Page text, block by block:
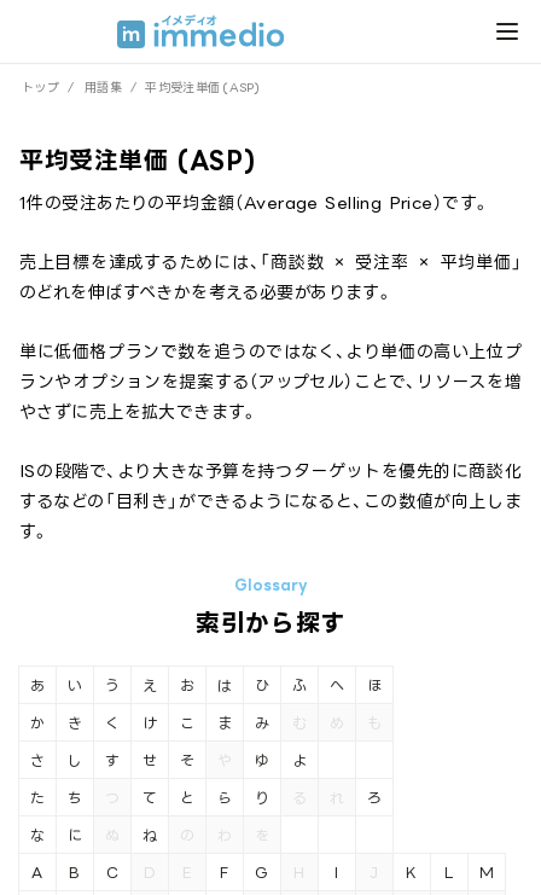
トップ / 用語集 / 平均受注単価 (ASP)
平均受注単価 (ASP)
1件の受注あたりの平均金額（Average Selling Price）です。
売上目標を達成するためには、「商談数 × 受注率 × 平均単価」
のどれを伸ばすべきかを考える必要があります。
単に低価格プランで数を追うのではなく、より単価の高い上位プ
ランやオプションを提案する（アップセル）ことで、リソースを増
やさずに売上を拡大できます。
ISの段階で、より大きな予算を持つターゲットを優先的に商談化
するなどの「目利き」ができるようになると、この数値が向上しま
す。
索引から探す
あ い う え お
か き く け こ
さ し す せ そ
た ち つ て と
な に ぬ ね の
は ひ ふ へ ほ
ま み む め も
や ゆ よ
ら り る れ ろ
わ を
A B C D E F G H I J K L M